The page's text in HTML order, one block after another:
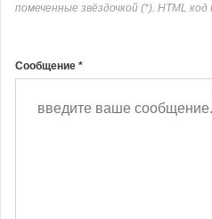
помеченные звёздочкой (*). HTML код
Сообщение *